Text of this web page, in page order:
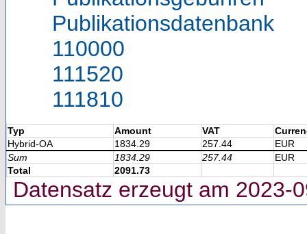
Publikationsdatenbank
110000
111520
111810
Typ Amount VAT
Hybrid-OA
1834.29 257.44
EUR
Sum
1834.29 257.44
EUR
Total
2091.73
Datensatz erzeugt am 2023-